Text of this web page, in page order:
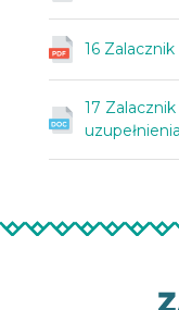
16
17